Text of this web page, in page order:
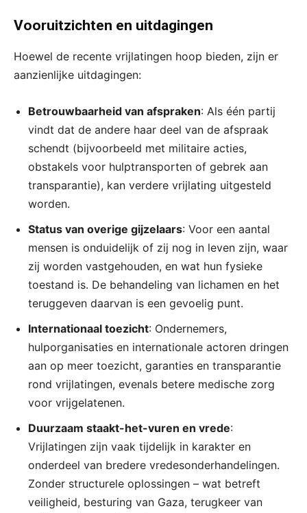
Vooruitzichten en uitdagingen
Hoewel de recente vrijlatingen hoop bieden, zijn er
aanzienlijke uitdagingen:
Betrouwbaarheid van afspraken: Als één partij
vindt dat de andere haar deel van de afspraak
schendt (bijvoorbeeld met militaire acties,
obstakels voor hulptransporten of gebrek aan
transparantie), kan verdere vrijlating uitgesteld
worden.
Status van overige gijzelaars: Voor een aantal
mensen is onduidelijk of zij nog in leven zijn, waar
zij worden vastgehouden, en wat hun fysieke
toestand is. De behandeling van lichamen en het
teruggeven daarvan is een gevoelig punt.
Internationaal toezicht: Ondernemers,
hulporganisaties en internationale actoren dringen
aan op meer toezicht, garanties en transparantie
rond vrijlatingen, evenals betere medische zorg
voor vrijgelatenen.
Duurzaam staakt-het-vuren en vrede:
Vrijlatingen zijn vaak tijdelijk in karakter en
onderdeel van bredere vredesonderhandelingen.
Zonder structurele oplossingen – wat betreft
veiligheid, besturing van Gaza, terugkeer van